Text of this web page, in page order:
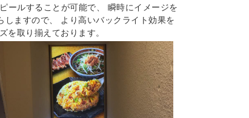
ールすることが可能で、 瞬時にイメージを
ますので、 より高いバックライト効果を
を取り揃えております。